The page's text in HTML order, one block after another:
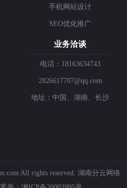
手机网站设计
SEO优化推广
业务洽谈
电话：18163634743
2826617707@qq.com
地址：中国、湖南、长沙
All rights reserved. 湖南分云网络